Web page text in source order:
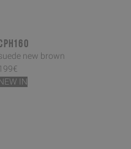
new brown
IN